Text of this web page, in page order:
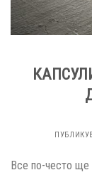
Все по-често ще